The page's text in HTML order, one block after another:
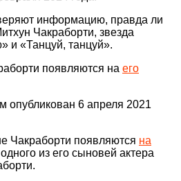
информацию, правда ли
Чакраборти, звезда
и «Танцуй, танцуй».
появляются на его
опубликован 6 апреля 2021
Чакраборти появляются на
одного из его сыновей актера